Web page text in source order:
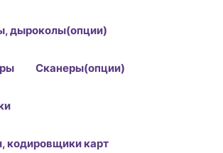
дыроколы(опции)
Сканеры(опции)
кодировщики карт